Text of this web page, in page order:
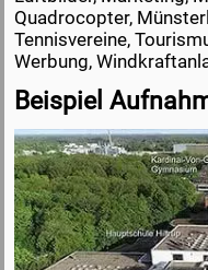
Quadrocopter,
Tennisvereine,
Werbung,
Beispiel